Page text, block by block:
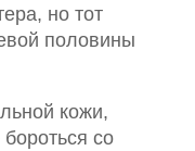
но тот
половины
кожи,
со